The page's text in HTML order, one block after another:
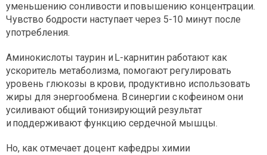
уменьшению сонливости и повышению концентрации.
Чувство бодрости наступает через 5-10 минут после
употребления.
Аминокислоты таурин и L-карнитин работают как
ускоритель метаболизма, помогают регулировать
уровень глюкозы в крови, продуктивно использовать
жиры для энергообмена. В синергии с кофеином они
усиливают общий тонизирующий результат
и поддерживают функцию сердечной мышцы.
Но, как отмечает доцент кафедры химии